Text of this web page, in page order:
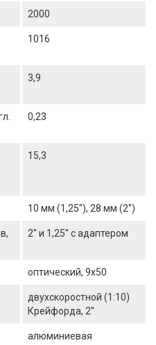
2000
1016
3,9
0,23
15,3
10 мм (1,25''), 28 мм (2'')
2'' и 1,25'' с адаптером
оптический, 9x50
двухскоростной (1:10)
Крейфорда, 2''
алюминиевая